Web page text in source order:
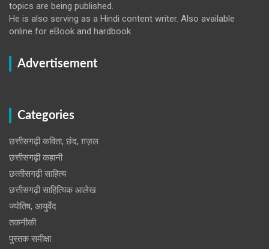
topics are being published.
He is also serving as a Hindi content writer. Also available
online for eBook and hardbook
Advertisement
Categories
छत्तीसगढ़ी कविता, छंद, ग़ज़ल
छत्तीसगढ़ी कहानी
छत्‍तीसगढ़ी साहित्‍य
छत्तीसगढ़ी साहित्यिक आलेख
ज्योतिष, आयुर्वेद
तकनीकी
पुस्‍तक समीक्षा